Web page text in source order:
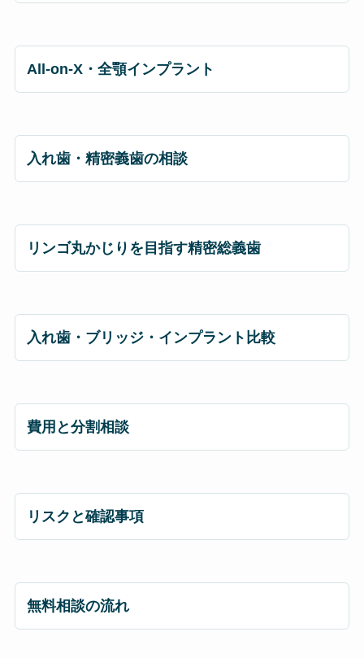
All-on-X・全顎インプラント
入れ歯・精密義歯の相談
リンゴ丸かじりを目指す精密総義歯
入れ歯・ブリッジ・インプラント比較
費用と分割相談
リスクと確認事項
無料相談の流れ